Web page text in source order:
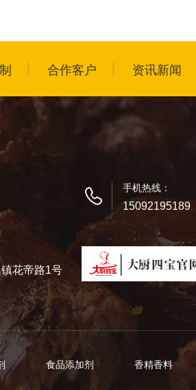
合作客户 资讯新闻
手机热线：
15092195189
花帝路1号
食品添加剂 香精香料